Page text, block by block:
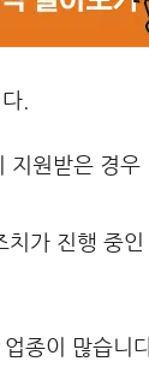
.
지원받은 경우
치가 진행 중인
종이 많습니